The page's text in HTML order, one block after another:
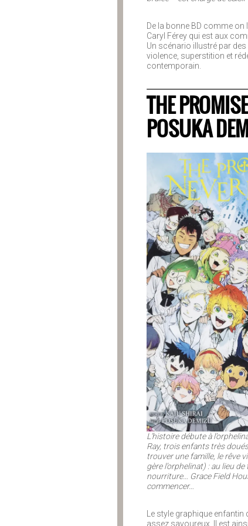
De la bonne BD comme on
Caryl Férey qui est aux
Un scénario illustré par
violence, superstition et
contemporain.
THE
POSUKA
L’histoire débute à
Ray, trois enfants très
trouver une famille, le rêve
gère l’orphelinat) : au lieu
nourriture… Grace Field
commencer…
Le style graphique enfantin
assez savoureux. Il est